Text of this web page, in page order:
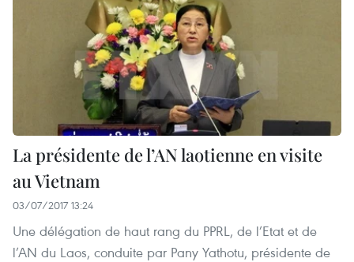
La présidente de l’AN laotienne en visite
au Vietnam
03/07/2017 13:24
Une délégation de haut rang du PPRL, de l’Etat et de
l’AN du Laos, conduite par Pany Yathotu, présidente de